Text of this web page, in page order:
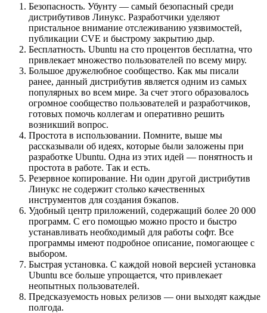
Безопасность. Убунту — самый безопасный среди
дистрибутивов Линукс. Разработчики уделяют
пристальное внимание отслеживанию уязвимостей,
публикации CVE и быстрому закрытию дыр.
Бесплатность. Ubuntu на сто процентов бесплатна, что
привлекает множество пользователей по всему миру.
Большое дружелюбное сообщество. Как мы писали
ранее, данный дистрибутив является одним из самых
популярных во всем мире. За счет этого образовалось
огромное сообщество пользователей и разработчиков,
готовых помочь коллегам и оперативно решить
возникший вопрос.
Простота в использовании. Помните, выше мы
рассказывали об идеях, которые были заложены при
разработке Ubuntu. Одна из этих идей — понятность и
простота в работе. Так и есть.
Резервное копирование. Ни один другой дистрибутив
Линукс не содержит столько качественных
инструментов для создания бэкапов.
Удобный центр приложений, содержащий более 20 000
программ. С его помощью можно просто и быстро
устанавливать необходимый для работы софт. Все
программы имеют подробное описание, помогающее с
выбором.
Быстрая установка. С каждой новой версией установка
Ubuntu все больше упрощается, что привлекает
неопытных пользователей.
Предсказуемость новых релизов — они выходят каждые
полгода.